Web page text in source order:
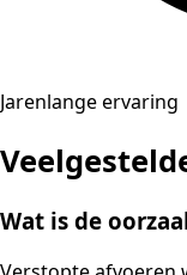
Jarenlange ervaring
Wat is de